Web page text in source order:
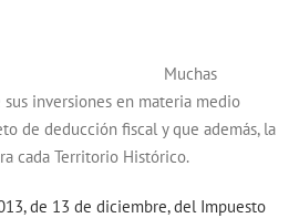
Muchas
inversiones en materia medio
de deducción fiscal y que además, la
cada Territorio Histórico.
de 13 de diciembre, del Impuesto